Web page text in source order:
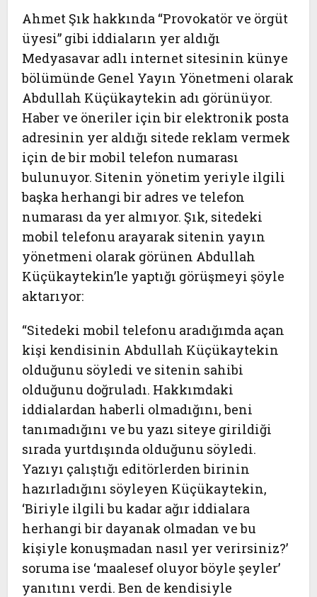
Ahmet Şık hakkında “Provokatör ve örgüt
üyesi” gibi iddiaların yer aldığı
Medyasavar adlı internet sitesinin künye
bölümünde Genel Yayın Yönetmeni olarak
Abdullah Küçükaytekin adı görünüyor.
Haber ve öneriler için bir elektronik posta
adresinin yer aldığı sitede reklam vermek
için de bir mobil telefon numarası
bulunuyor. Sitenin yönetim yeriyle ilgili
başka herhangi bir adres ve telefon
numarası da yer almıyor. Şık, sitedeki
mobil telefonu arayarak sitenin yayın
yönetmeni olarak görünen Abdullah
Küçükaytekin’le yaptığı görüşmeyi şöyle
aktarıyor:
“Sitedeki mobil telefonu aradığımda açan
kişi kendisinin Abdullah Küçükaytekin
olduğunu söyledi ve sitenin sahibi
olduğunu doğruladı. Hakkımdaki
iddialardan haberli olmadığını, beni
tanımadığını ve bu yazı siteye girildiği
sırada yurtdışında olduğunu söyledi.
Yazıyı çalıştığı editörlerden birinin
hazırladığını söyleyen Küçükaytekin,
‘Biriyle ilgili bu kadar ağır iddialara
herhangi bir dayanak olmadan ve bu
kişiyle konuşmadan nasıl yer verirsiniz?’
soruma ise ‘maalesef oluyor böyle şeyler’
yanıtını verdi. Ben de kendisiyle